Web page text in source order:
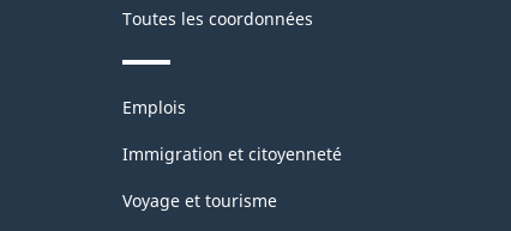
2017
version
2.0
-
Structure
Toutes les coordonnées
Thèmes
sujets
Emplois
Immigration et citoyenneté
Voyage et tourisme